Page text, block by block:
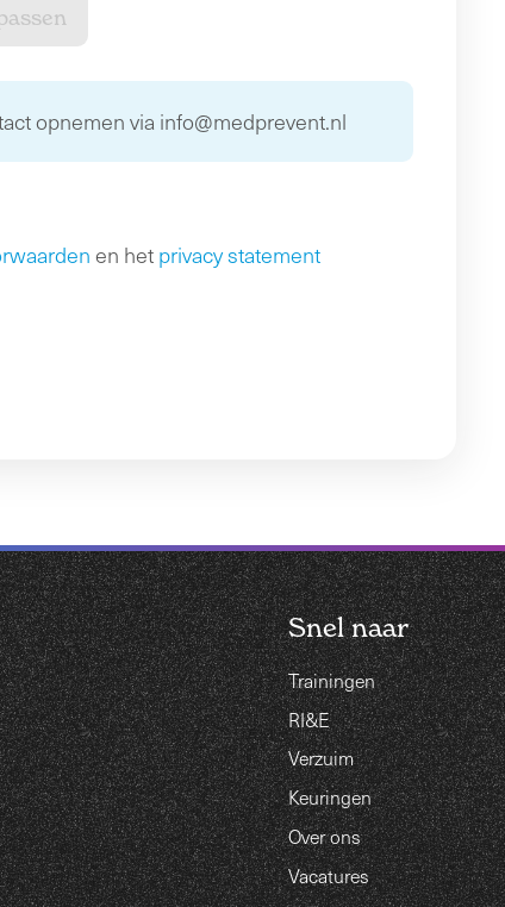
opnemen via info@medprevent.nl
en het privacy statement
Snel naar
Trainingen
RI&E
Verzuim
Keuringen
Over ons
Vacatures